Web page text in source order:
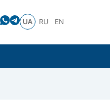
UA RU EN